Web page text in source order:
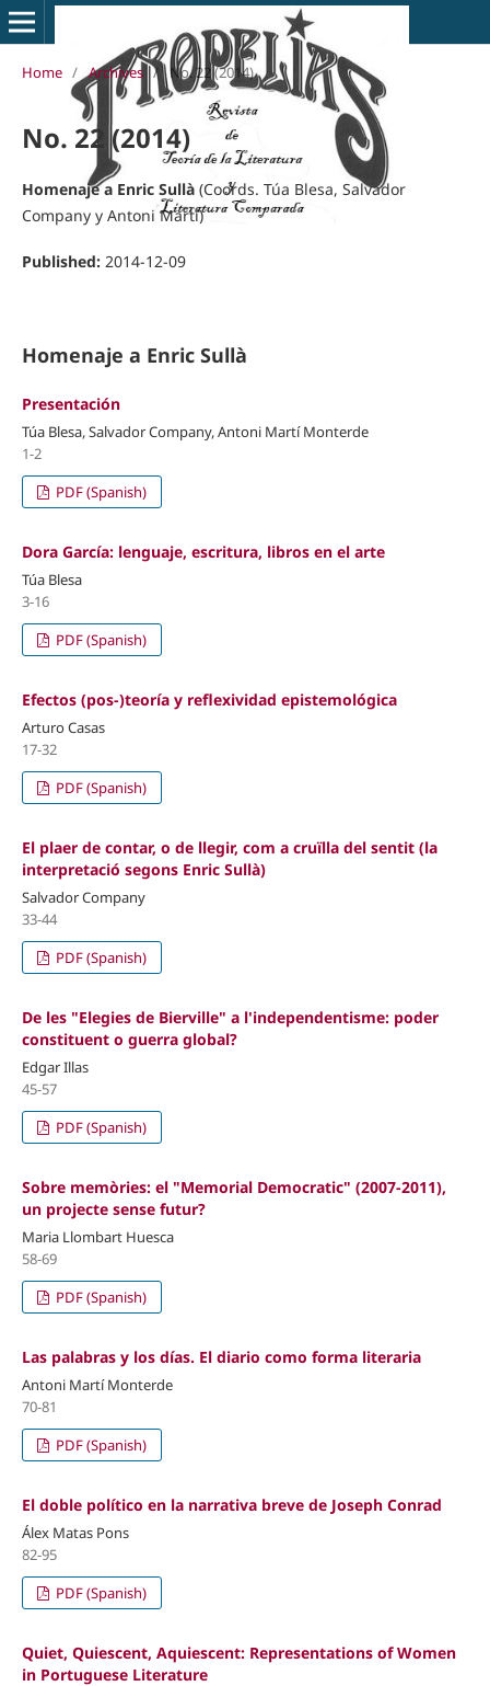
Home / Archives / No. 22 (2014)
No. 22 (2014)
Homenaje a Enric Sullà (Coords. Túa Blesa, Salvador
Company y Antoni Martí)
Published: 2014-12-09
Homenaje a Enric Sullà
Presentación
Túa Blesa, Salvador Company, Antoni Martí Monterde
1-2
PDF (Spanish)
Dora García: lenguaje, escritura, libros en el arte
Túa Blesa
3-16
PDF (Spanish)
Efectos (pos-)teoría y reflexividad epistemológica
Arturo Casas
17-32
PDF (Spanish)
El plaer de contar, o de llegir, com a cruïlla del sentit (la
interpretació segons Enric Sullà)
Salvador Company
33-44
PDF (Spanish)
De les "Elegies de Bierville" a l'independentisme: poder
constituent o guerra global?
Edgar Illas
45-57
PDF (Spanish)
Sobre memòries: el "Memorial Democratic" (2007-2011),
un projecte sense futur?
Maria Llombart Huesca
58-69
PDF (Spanish)
Las palabras y los días. El diario como forma literaria
Antoni Martí Monterde
70-81
PDF (Spanish)
El doble político en la narrativa breve de Joseph Conrad
Álex Matas Pons
82-95
PDF (Spanish)
Quiet, Quiescent, Aquiescent: Representations of Women
in Portuguese Literature